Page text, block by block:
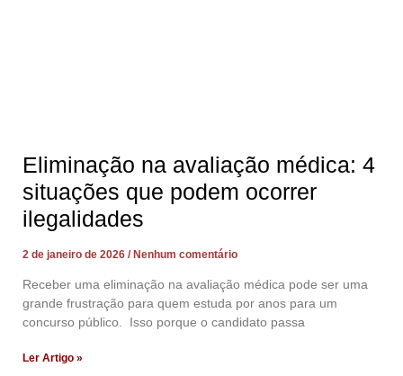
Eliminação na avaliação médica: 4
situações que podem ocorrer
ilegalidades
2 de janeiro de 2026 Nenhum comentário
Receber uma eliminação na avaliação médica pode ser uma
grande frustração para quem estuda por anos para um
concurso público. Isso porque o candidato passa
Ler Artigo »